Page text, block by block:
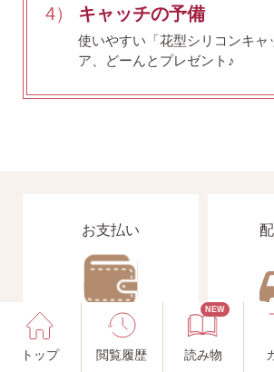
トップ 閲覧履歴
NEW
読み物
4） キャッチの予備
使いやすい「花型シリコンキャ
ア、どーんとプレゼント♪
お支払い
・クレジットカード
・Amazon Pay